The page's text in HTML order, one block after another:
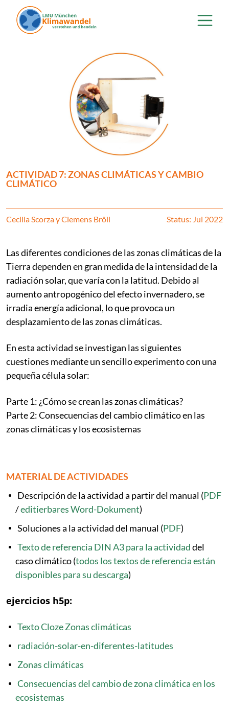
Pasar al contenido principal
ACTIVIDAD 7: ZONAS CLIMÁTICAS Y CAMBIO
CLIMÁTICO
Cecilia Scorza y Clemens Bröll Status: Jul 2022
Las diferentes condiciones de las zonas climáticas de la
Tierra dependen en gran medida de la intensidad de la
radiación solar, que varía con la latitud. Debido al
aumento antropogénico del efecto invernadero, se
irradia energía adicional, lo que provoca un
desplazamiento de las zonas climáticas.
En esta actividad se investigan las siguientes
cuestiones mediante un sencillo experimento con una
pequeña célula solar:
Parte 1: ¿Cómo se crean las zonas climáticas?
Parte 2: Consecuencias del cambio climático en las
zonas climáticas y los ecosistemas
MATERIAL DE ACTIVIDADES
Descripción de la actividad a partir del manual (PDF
/editierbares Word-Dokument)
Soluciones a la actividad del manual (PDF)
Texto de referencia DIN A3 para la actividaddel
caso climático (todos los textos de referencia están
disponibles para su descarga)
ejercicios h5p:
Texto Cloze Zonas climáticas
radiación-solar-en-diferentes-latitudes
Zonas climáticas
Consecuencias del cambio de zona climática en los
ecosistemas